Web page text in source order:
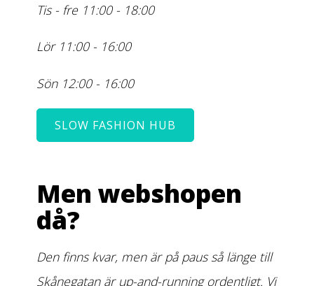
Tis - fre 11:00 - 18:00
Lör 11:00 - 16:00
Sön 12:00 - 16:00
SLOW FASHION HUB
Men webshopen
då?
Den finns kvar, men är på paus så länge till
Skånegatan är up-and-running ordentligt. Vi